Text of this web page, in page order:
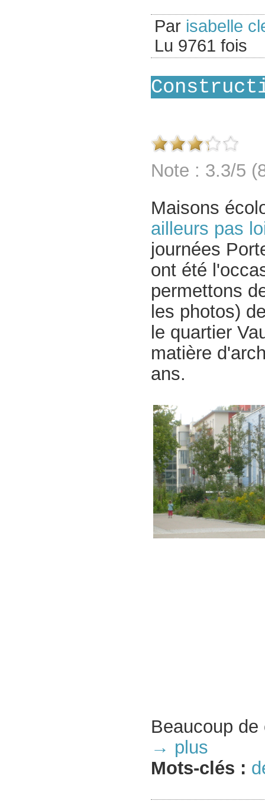
Par isabelle
Lu 9761 fois
Note : 3.3/5
Maisons
ailleurs pas
journées
ont été
permettons
les photos)
le quartier
matière
ans.
Beaucoup
→ plus
Mots-clés :